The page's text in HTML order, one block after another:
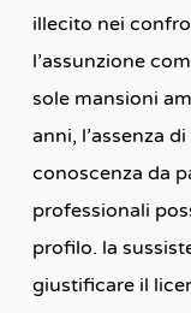
illecito nei
l’assunzione
sole mansioni
anni, l’assenza
conoscenza da
professionali
profilo. la
giustificare il